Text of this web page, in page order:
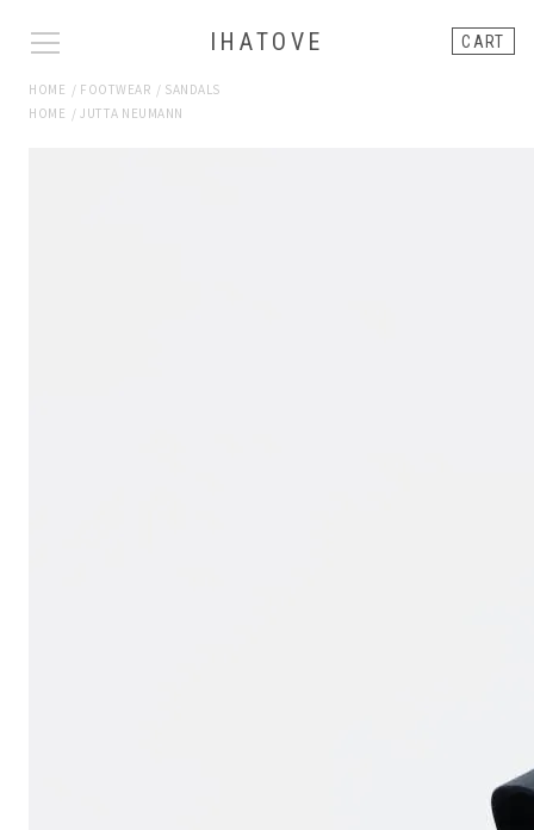
IHATOVE CART
HOME / FOOTWEAR / SANDALS
HOME / JUTTA NEUMANN